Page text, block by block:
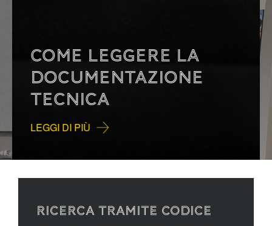
COME LEGGERE LA
DOCUMENTAZIONE
TECNICA
LEGGI DI PIÙ
RICERCA TRAMITE CODICE